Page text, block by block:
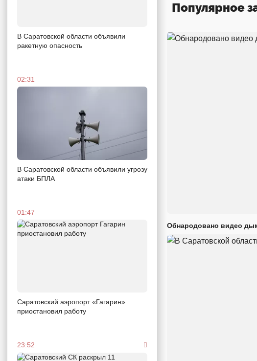
В Саратовской области объявили
ракетную опасность
02:31
В Саратовской области объявили угрозу
атаки БПЛА
01:47
Саратовский аэропорт «Гагарин»
приостановил работу
23:52
Популярное
Обнародовано видео